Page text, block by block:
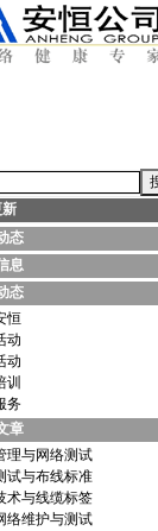
态
息
态
恒
动
动
训
务
章
理与网络测试
试与布线标准
术与线缆标签
络维护与测试